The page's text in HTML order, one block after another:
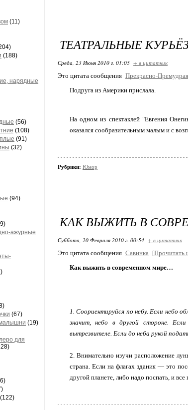
(11)
(188)
нарядные
(56)
(108)
(91)
(32)
(94)
ажурные
(67)
(19)
для
(122)
ТЕАТРАЛЬНЫЕ
Среда, 23 Июня 2010 г. 01:05 + в цитатник
Это цитата сообщения Прекрасно-Премудрая
Подруга из Америки прислала.
На одном из спектаклей "Евгения
оказался сообразительным малым и с
Рубрики: Юмор
КАК ВЫЖИТЬ В
Суббота, 20 Февраля 2010 г. 00:54 + в цитатник
Это цитата сообщения Савинка [Прочитать
Как выжить в современном мире…
1. Соориентируйся по небу. Если небо
значит, небо в другой стороне.
вытрезвителе. Если до неба рукой
2. Внимательно изучи расположение
страна. Если на флагах здания — это
другой планете, либо надо поспать, и все